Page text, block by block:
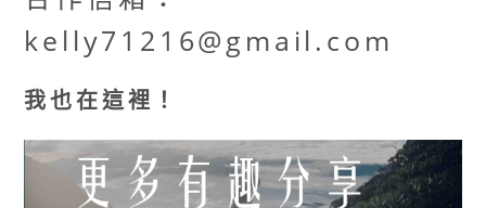
kelly71216@gmail.com
我也在這裡！